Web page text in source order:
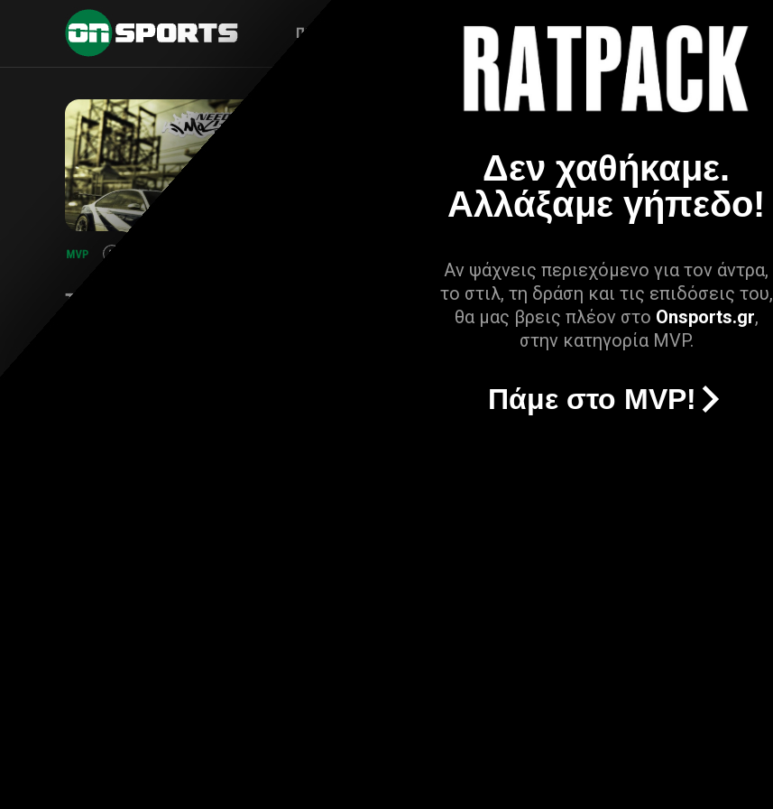
Δεν χαθήκαμε.
Αλλάξαμε γήπεδο!
Αν ψάχνεις περιεχόμενο για τον άντρα,
το στιλ, τη δράση και τις επιδόσεις του,
θα μας βρεις πλέον στο Onsports.gr,
στην κατηγορία MVP.
Πάμε στο MVP!